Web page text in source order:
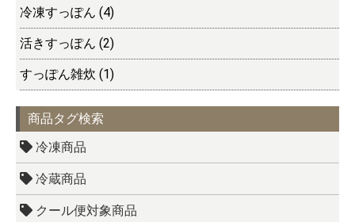
冷凍すっぽん (4)
活きすっぽん (2)
すっぽん雑炊 (1)
商品タグ検索
冷凍商品
冷蔵商品
クール便対象商品